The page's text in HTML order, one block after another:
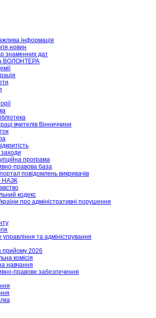
інформація
новин
знаменних дат
ВОЛОНТЕРА
вчителів Вінниччини
заходи
програма
правова база
повідомлень викривачів
НАЗК
кодекс
про адміністративні порушення
управління та адміністрування
прийому 2026
комісія
навчання
правове забезпечення